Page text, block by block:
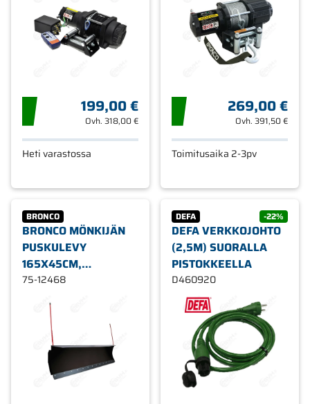
199,00 €
Ovh. 318,00 €
Heti varastossa
269,00 €
Ovh. 391,50 €
Toimitusaika 2-3pv
BRONCO
BRONCO MÖNKIJÄN
PUSKULEVY
165X45CM,
MERKKIANTENNILLA
75-12468
DEFA -22%
DEFA VERKKOJOHTO
(2,5M) SUORALLA
PISTOKKEELLA
D460920